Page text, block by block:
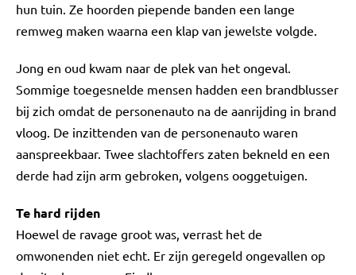
hun tuin. Ze hoorden piepende banden een lange
remweg maken waarna een klap van jewelste volgde.
Jong en oud kwam naar de plek van het ongeval.
Sommige toegesnelde mensen hadden een brandblusser
bij zich omdat de personenauto na de aanrijding in brand
vloog. De inzittenden van de personenauto waren
aanspreekbaar. Twee slachtoffers zaten bekneld en een
derde had zijn arm gebroken, volgens ooggetuigen.
Te hard rijden
Hoewel de ravage groot was, verrast het de
omwonenden niet echt. Er zijn geregeld ongevallen op